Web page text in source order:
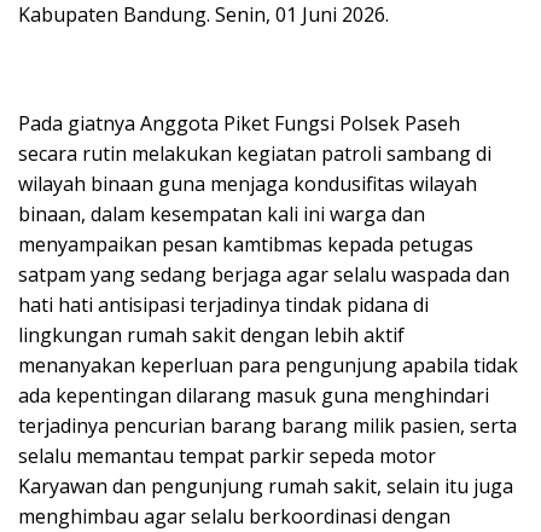
Kabupaten Bandung. Senin, 01 Juni 2026.
Pada giatnya Anggota Piket Fungsi Polsek Paseh
secara rutin melakukan kegiatan patroli sambang di
wilayah binaan guna menjaga kondusifitas wilayah
binaan, dalam kesempatan kali ini warga dan
menyampaikan pesan kamtibmas kepada petugas
satpam yang sedang berjaga agar selalu waspada dan
hati hati antisipasi terjadinya tindak pidana di
lingkungan rumah sakit dengan lebih aktif
menanyakan keperluan para pengunjung apabila tidak
ada kepentingan dilarang masuk guna menghindari
terjadinya pencurian barang barang milik pasien, serta
selalu memantau tempat parkir sepeda motor
Karyawan dan pengunjung rumah sakit, selain itu juga
menghimbau agar selalu berkoordinasi dengan